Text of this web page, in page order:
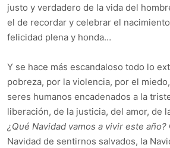
justo y verdadero de la vida del
el de recordar y celebrar el
felicidad plena y honda…
Y se hace más escandaloso todo lo
pobreza, por la violencia, por el
seres humanos encadenados a la
liberación, de la justicia, del amor, de
¿Qué Navidad vamos a vivir este año?
Navidad de sentirnos salvados, la